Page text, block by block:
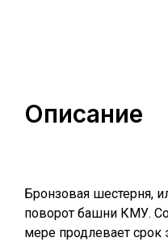
Описание
Бронзовая шестерня,
поворот башни КМУ.
мере продлевает срок